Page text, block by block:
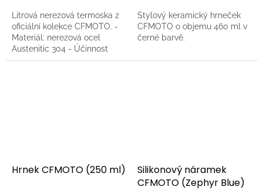
Litrová nerezová termoska z
oficiální kolekce CFMOTO. -
Materiál: nerezová ocel
Austenitic 304 - Účinnost
tepelné izolace: 24 hodin ?
Stylový keramický hrneček
CFMOTO o objemu 460 ml v
černé barvě.
Hrnek CFMOTO (250 ml)
Silikonový náramek
CFMOTO (Zephyr Blue)